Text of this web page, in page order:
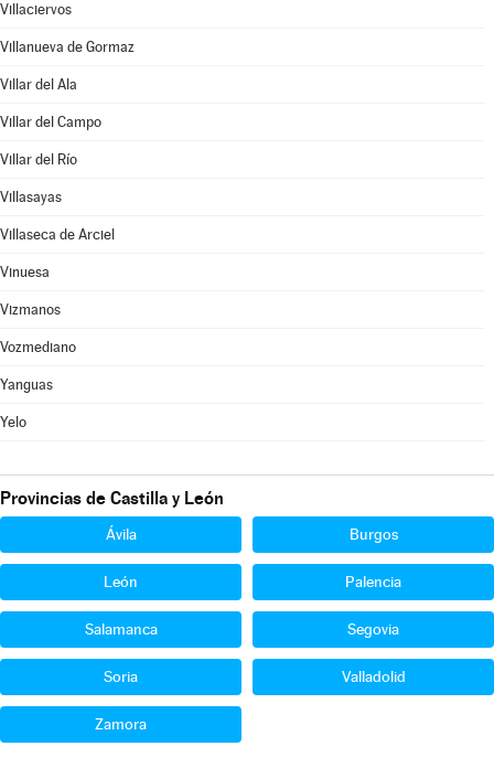
Villaciervos
Villanueva de Gormaz
Villar del Ala
Villar del Campo
Villar del Río
Villasayas
Villaseca de Arciel
Vinuesa
Vizmanos
Vozmediano
Yanguas
Yelo
Provincias de Castilla y León
Ávila Burgos
León Palencia
Salamanca Segovia
Soria Valladolid
Zamora